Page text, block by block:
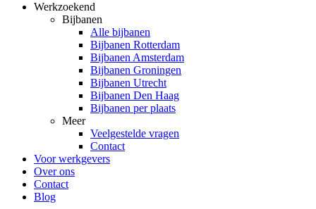
Werkzoekend
Bijbanen
Alle bijbanen
Bijbanen Rotterdam
Bijbanen Amsterdam
Bijbanen Groningen
Bijbanen Utrecht
Bijbanen Den Haag
Bijbanen per plaats
Meer
Veelgestelde vragen
Contact
Voor werkgevers
Over ons
Contact
Blog